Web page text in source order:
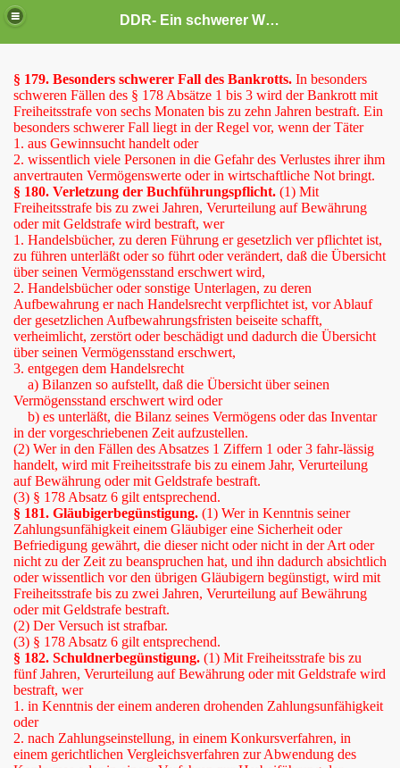
DDR- Ein schwerer Weg
§ 179. Besonders schwerer Fall des Bankrotts. In besonders
schweren Fällen des § 178 Absätze 1 bis 3 wird der Bankrott mit
Freiheitsstrafe von sechs Monaten bis zu zehn Jahren bestraft. Ein
besonders schwerer Fall liegt in der Regel vor, wenn der Täter
1. aus Gewinnsucht handelt oder
2. wissentlich viele Personen in die Gefahr des Verlustes ihrer ihm
anvertrauten Vermögenswerte oder in wirtschaftliche Not bringt.
§ 180. Verletzung der Buchführungspflicht. (1) Mit
Freiheitsstrafe bis zu zwei Jahren, Verurteilung auf Bewährung
oder mit Geldstrafe wird bestraft, wer
1. Handelsbücher, zu deren Führung er gesetzlich ver pflichtet ist,
zu führen unterläßt oder so führt oder verändert, daß die Übersicht
über seinen Vermögensstand erschwert wird,
2. Handelsbücher oder sonstige Unterlagen, zu deren
Aufbewahrung er nach Handelsrecht verpflichtet ist, vor Ablauf
der gesetzlichen Aufbewahrungsfristen beiseite schafft,
verheimlicht, zerstört oder beschädigt und dadurch die Übersicht
über seinen Vermögensstand erschwert,
3. entgegen dem Handelsrecht
a) Bilanzen so aufstellt, daß die Übersicht über seinen
Vermögensstand erschwert wird oder
b) es unterläßt, die Bilanz seines Vermögens oder das Inventar
in der vorgeschriebenen Zeit aufzustellen.
(2) Wer in den Fällen des Absatzes 1 Ziffern 1 oder 3 fahr-lässig
handelt, wird mit Freiheitsstrafe bis zu einem Jahr, Verurteilung
auf Bewährung oder mit Geldstrafe bestraft.
(3) § 178 Absatz 6 gilt entsprechend.
§ 181. Gläubigerbegünstigung. (1) Wer in Kenntnis seiner
Zahlungsunfähigkeit einem Gläubiger eine Sicherheit oder
Befriedigung gewährt, die dieser nicht oder nicht in der Art oder
nicht zu der Zeit zu beanspruchen hat, und ihn dadurch absichtlich
oder wissentlich vor den übrigen Gläubigern begünstigt, wird mit
Freiheitsstrafe bis zu zwei Jahren, Verurteilung auf Bewährung
oder mit Geldstrafe bestraft.
(2) Der Versuch ist strafbar.
(3) § 178 Absatz 6 gilt entsprechend.
§ 182. Schuldnerbegünstigung. (1) Mit Freiheitsstrafe bis zu
fünf Jahren, Verurteilung auf Bewährung oder mit Geldstrafe wird
bestraft, wer
1. in Kenntnis der einem anderen drohenden Zahlungsunfähigkeit
oder
2. nach Zahlungseinstellung, in einem Konkursverfahren, in
einem gerichtlichen Vergleichsverfahren zur Abwendung des
leicht